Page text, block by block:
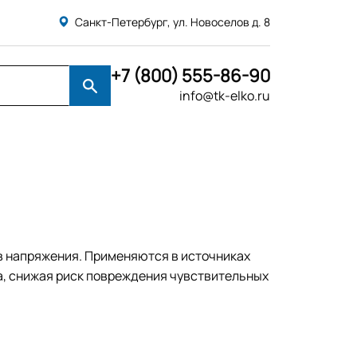
Санкт-Петербург, ул. Новоселов д. 8
+7 (800) 555-86-90
info@tk-elko.ru
Применяются в источниках
риск повреждения чувствительных